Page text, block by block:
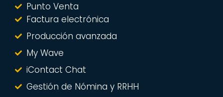
Punto Venta
Factura electrónica
Producción avanzada
My Wave
iContact Chat
Gestión de Nómina y RRHH